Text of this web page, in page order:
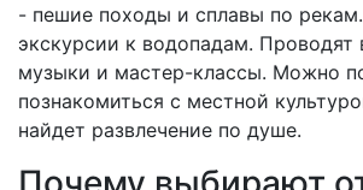
- пешие походы и сплавы по
экскурсии к водопадам. Проводят
музыки и мастер-классы. Можно
познакомиться с местной
найдет развлечение по душе.